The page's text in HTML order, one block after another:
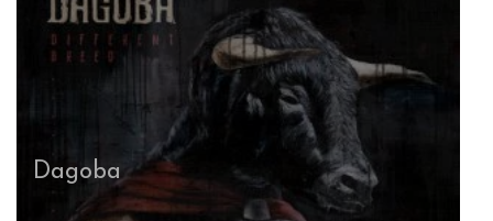
Dagoba